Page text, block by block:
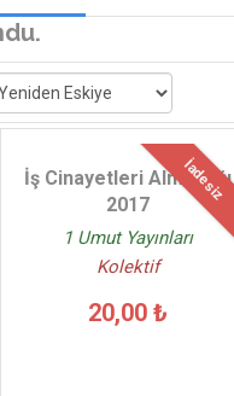
Stoktakiler
İadesiz
İş Cinayetleri Almanağı
2017
1 Umut Yayınları
Kolektif
20,00 ₺